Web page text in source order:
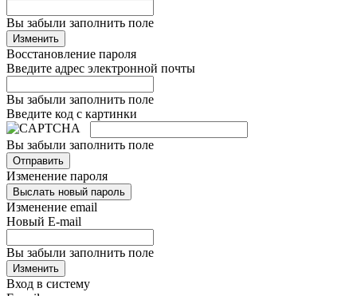
Вы забыли заполнить поле
Изменить
Восстановление пароля
Введите адрес электронной почты
Вы забыли заполнить поле
Введите код с картинки
Вы забыли заполнить поле
Отправить
Изменение пароля
Выслать новый пароль
Изменение email
Новый E-mail
Вы забыли заполнить поле
Изменить
Вход в систему